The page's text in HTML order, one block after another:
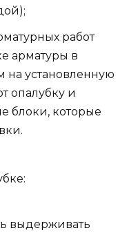
работ
арматуры в
на установленную
опалубку и
блоки, которые
выдерживать